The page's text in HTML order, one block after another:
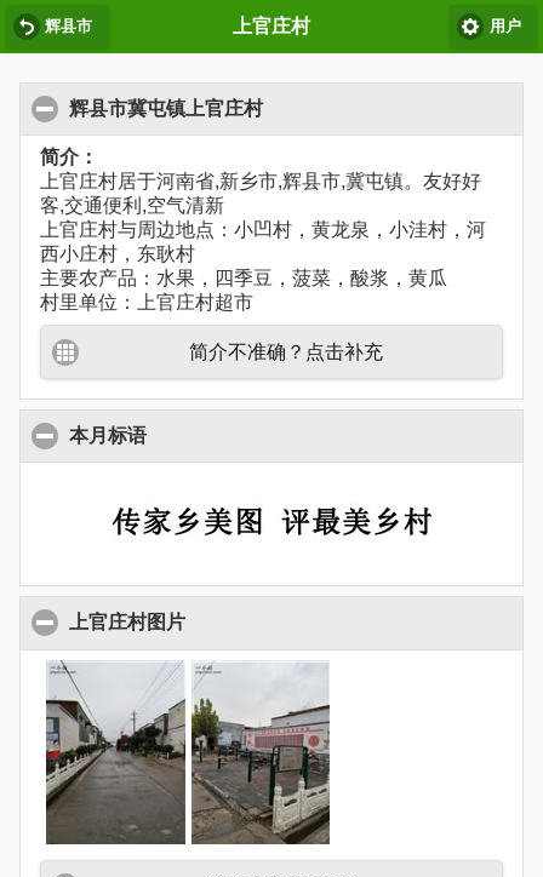
辉县市 上官庄村 用户
辉县市冀屯镇上官庄村
简介：
上官庄村居于河南省,新乡市,辉县市,冀屯镇。友好好
客,交通便利,空气清新
上官庄村与周边地点：小凹村，黄龙泉，小洼村，河
西小庄村，东耿村
主要农产品：水果，四季豆，菠菜，酸浆，黄瓜
村里单位：上官庄村超市
简介不准确？点击补充
本月标语
上官庄村图片